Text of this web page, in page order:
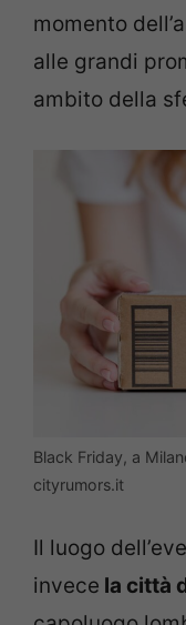
momento
alle grandi
ambito della
Black Friday, a
cityrumors.it
Il luogo
invece la città